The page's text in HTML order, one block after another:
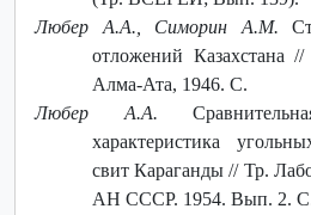
Любер А.А., Симорин А.М.
отложений Казахстана //
Алма-Ата, 1946. С.
Любер А.А.
характеристика
свит Караганды // Тр.
АН СССР. 1954. Вып. 2. С.